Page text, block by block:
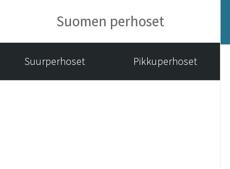
Suomen perhoset
Suurperhoset Pikkuperhoset